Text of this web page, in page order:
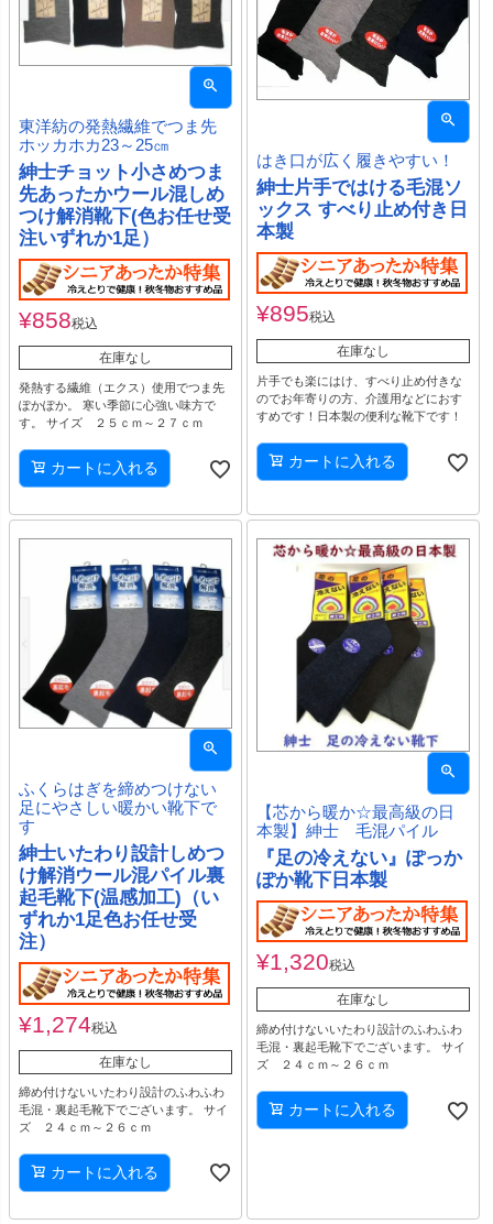
東洋紡の発熱繊維でつま先
ホッカホカ23～25㎝
紳士チョット小さめつま
先あったかウール混しめ
つけ解消靴下(色お任せ受
注いずれか1足）
¥858税込
在庫なし
発熱する繊維（エクス）使用でつま先
ぽかぽか。 寒い季節に心強い味方で
す。 サイズ ２５ｃｍ～２７ｃｍ
カートに入れる
はき口が広く履きやすい！
紳士片手ではける毛混ソ
ックス すべり止め付き日
本製
¥895税込
在庫なし
片手でも楽にはけ、すべり止め付きな
のでお年寄りの方、介護用などにおす
すめです！日本製の便利な靴下です！
カートに入れる
ふくらはぎを締めつけない
足にやさしい暖かい靴下で
す
紳士いたわり設計しめつ
け解消ウール混パイル裏
起毛靴下(温感加工)（い
ずれか1足色お任せ受
注）
¥1,274税込
在庫なし
締め付けないいたわり設計のふわふわ
毛混・裏起毛靴下でございます。 サイ
ズ ２４ｃｍ～２６ｃｍ
カートに入れる
【芯から暖か☆最高級の日
本製】紳士 毛混パイル
『足の冷えない』ぽっか
ぽか靴下日本製
¥1,320税込
在庫なし
締め付けないいたわり設計のふわふわ
毛混・裏起毛靴下でございます。 サイ
ズ ２４ｃｍ～２６ｃｍ
カートに入れる